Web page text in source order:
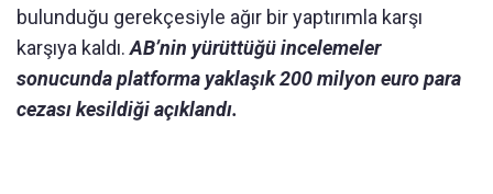
bulunduğu gerekçesiyle ağır bir yaptırımla karşı
karşıya kaldı.AB’nin yürüttüğü incelemeler
sonucunda platforma yaklaşık 200 milyon euro para
cezası kesildiği açıklandı.